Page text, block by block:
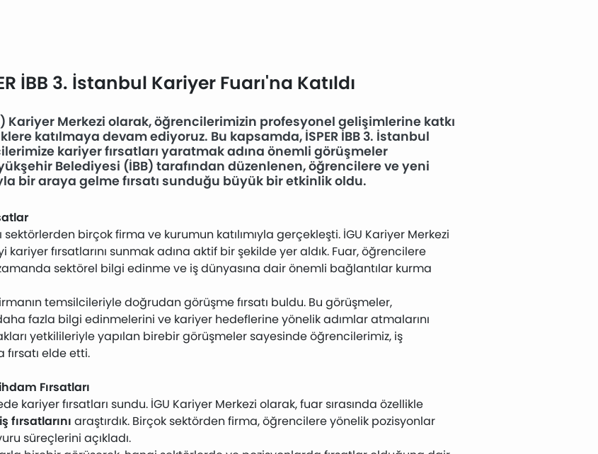
İBB 3. İstanbul Kariyer Fuarı'na Katıldı
Kariyer Merkezi olarak, öğrencilerimizin profesyonel gelişimlerine katkı
katılmaya devam ediyoruz. Bu kapsamda, İSPER İBB 3. İstanbul
kariyer fırsatları yaratmak adına önemli görüşmeler
Belediyesi (İBB) tarafından düzenlenen, öğrencilere ve yeni
bir araya gelme fırsatı sunduğu büyük bir etkinlik oldu.
sektörlerden birçok firma ve kurumun katılımıyla gerçekleşti. İGU Kariyer Merkezi
fırsatlarını sunmak adına aktif bir şekilde yer aldık. Fuar, öğrencilere
sektörel bilgi edinme ve iş dünyasına dair önemli bağlantılar kurma
temsilcileriyle doğrudan görüşme fırsatı buldu. Bu görüşmeler,
fazla bilgi edinmelerini ve kariyer hedeflerine yönelik adımlar atmalarını
yetkilileriyle yapılan birebir görüşmeler sayesinde öğrencilerimiz, iş
elde etti.
Fırsatları
kariyer fırsatları sundu. İGU Kariyer Merkezi olarak, fuar sırasında özellikle
fırsatlarını araştırdık. Birçok sektörden firma, öğrencilere yönelik pozisyonlar
süreçlerini açıkladı.